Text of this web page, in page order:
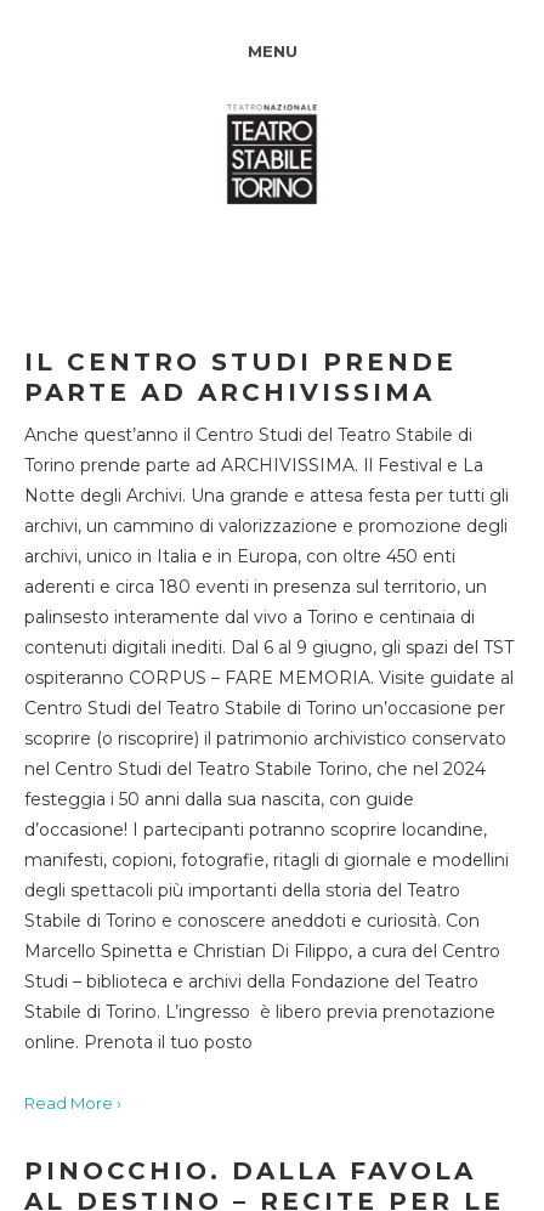
MENU
IL CENTRO STUDI PRENDE
PARTE AD ARCHIVISSIMA
Anche quest’anno il Centro Studi del Teatro Stabile di
Torino prende parte ad ARCHIVISSIMA. Il Festival e La
Notte degli Archivi. Una grande e attesa festa per tutti gli
archivi, un cammino di valorizzazione e promozione degli
archivi, unico in Italia e in Europa, con oltre 450 enti
aderenti e circa 180 eventi in presenza sul territorio, un
palinsesto interamente dal vivo a Torino e centinaia di
contenuti digitali inediti. Dal 6 al 9 giugno, gli spazi del TST
ospiteranno CORPUS – FARE MEMORIA. Visite guidate al
Centro Studi del Teatro Stabile di Torino un’occasione per
scoprire (o riscoprire) il patrimonio archivistico conservato
nel Centro Studi del Teatro Stabile Torino, che nel 2024
festeggia i 50 anni dalla sua nascita, con guide
d’occasione! I partecipanti potranno scoprire locandine,
manifesti, copioni, fotografie, ritagli di giornale e modellini
degli spettacoli più importanti della storia del Teatro
Stabile di Torino e conoscere aneddoti e curiosità. Con
Marcello Spinetta e Christian Di Filippo, a cura del Centro
Studi – biblioteca e archivi della Fondazione del Teatro
Stabile di Torino. L’ingresso è libero previa prenotazione
online. Prenota il tuo posto
Read More ›
PINOCCHIO. DALLA FAVOLA
AL DESTINO – RECITE PER LE